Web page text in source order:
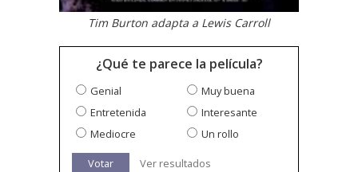
Tim Burton adapta a Lewis Carroll
¿Qué te parece la película?
Genial
Muy buena
Entretenida
Interesante
Mediocre
Un rollo
Votar Ver resultados